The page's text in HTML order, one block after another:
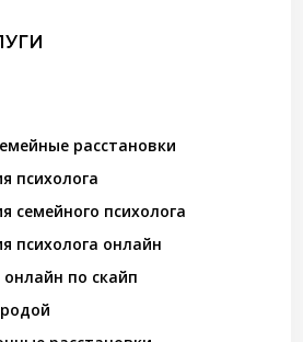
расстановки
психолога
семейного психолога
психолога онлайн
онлайн по скайп